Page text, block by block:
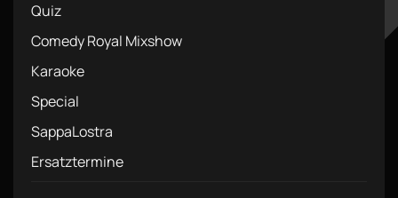
Quiz
Comedy Royal Mixshow
Karaoke
Special
SappaLostra
Ersatztermine